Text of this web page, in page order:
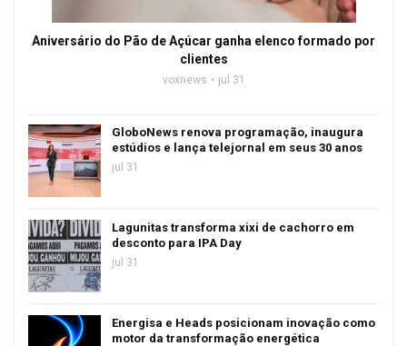
Aniversário do Pão de Açúcar ganha elenco formado por
clientes
voxnews jul 31
GloboNews renova programação, inaugura
estúdios e lança telejornal em seus 30 anos
jul 31
Lagunitas transforma xixi de cachorro em
desconto para IPA Day
jul 31
Energisa e Heads posicionam inovação como
motor da transformação energética